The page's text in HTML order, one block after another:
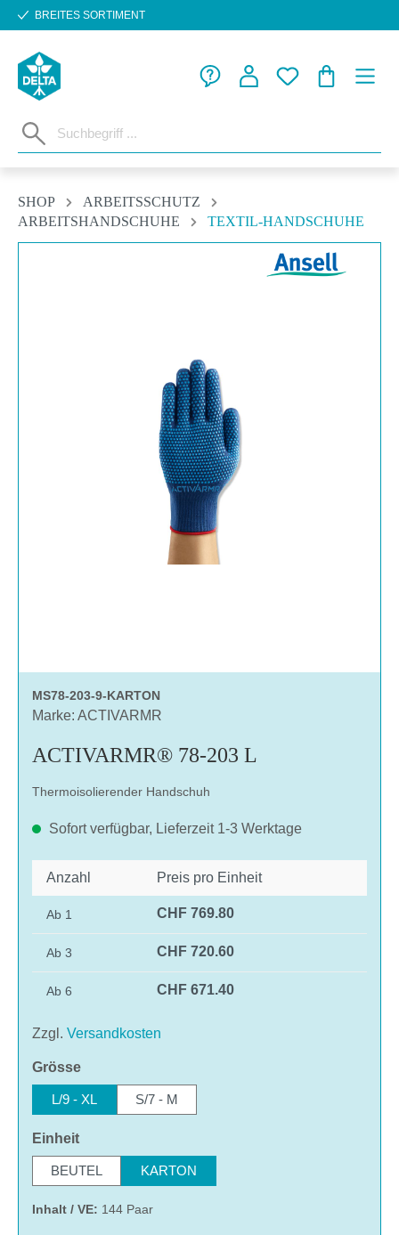
Zum Hauptinhalt springen
BREITES SORTIMENT
SHOP
ARBEITSSCHUTZ
ARBEITSHANDSCHUHE
TEXTIL-HANDSCHUHE
MS78-203-9-KARTON
Marke: ACTIVARMR
ACTIVARMR® 78-203 L
Thermoisolierender Handschuh
Sofort verfügbar, Lieferzeit 1-3 Werktage
Anzahl Preis pro Einheit
Ab 1 CHF 769.80
Ab 3 CHF 720.60
Ab 6 CHF 671.40
Zzgl. Versandkosten
Grösseauswählen
L/9 - XL S/7 - M
Einheitauswählen
BEUTEL KARTON
Inhalt / VE: 144 Paar